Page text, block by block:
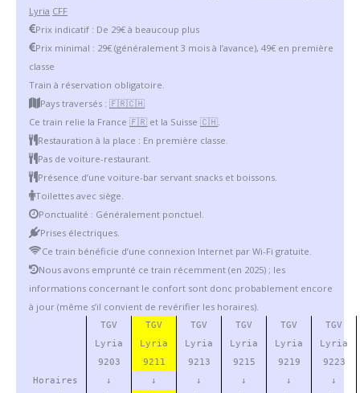
Lyria CFF
Prix indicatif : De 29€ à beaucoup plus
Prix minimal : 29€ (généralement 3 mois à l’avance), 49€ en première
classe
Train à réservation obligatoire.
Pays traversés :🇫🇷🇨🇭
Ce train relie la France🇫🇷 et la Suisse🇨🇭.
Restauration à la place : En première classe.
Pas de voiture-restaurant.
Présence d’une voiture-bar servant snacks et boissons.
Toilettes avec siège.
Ponctualité : Généralement ponctuel.
Prises électriques.
Ce train bénéficie d’une connexion Internet par Wi-Fi gratuite.
Nous avons emprunté ce train récemment (en 2025) ; les
informations concernant le confort sont donc probablement encore
à jour (même s’il convient de revérifier les horaires).
TGV
Lyria
9203
TGV
Lyria
9211
TGV
Lyria
9213
TGV
Lyria
9215
TGV
Lyria
9219
TGV
Lyria
9223
Horaires
↓ ↓ ↓ ↓ ↓
↓